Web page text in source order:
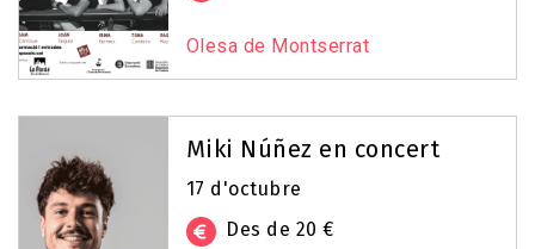
Olesa de Montserrat
Miki Núñez en concert
17 d'octubre
Des de 20 €